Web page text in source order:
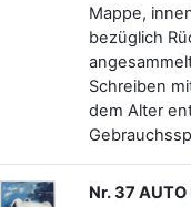
Mappe,
bezüglich
Schreiben
dem Alter
Nr. 37 AUTO